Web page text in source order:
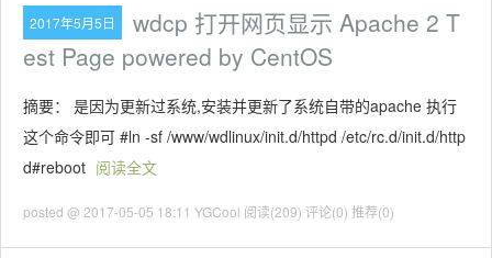
2017年5月5日
wdcp 打开网页显示 Apache 2 T
est Page powered by CentOS
摘要： 是因为更新过系统,安装并更新了系统自带的apache 执行
这个命令即可 #ln -sf /www/wdlinux/init.d/httpd /etc/rc.d/init.d/http
d#reboot 阅读全文
posted @ 2017-05-05 18:11 YGCool 阅读(209) 评论(0) 推荐(0)